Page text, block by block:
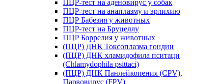
ПЦР-тест на аденовирус у собак
ПЦР-тест на анаплазму и эрлихию
ПЦР Бабезия у животных
ПЦР-тест на Бруцеллу
ПЦР Боррелия у животных
(ПЦР) ДНК Токсоплазма гондии
(ПЦР) ДНК хламидофила пситаци
(Chlamydophila psittaci)
(ПЦР) ДНК Панлейкопения (CPV),
Парвовирус (FPV)